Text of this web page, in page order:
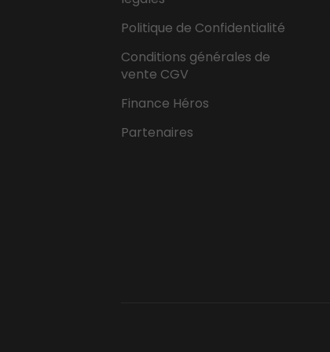
Politique de Confidentialité
Conditions générales de
vente CGV
Finance Héros
Partenaires